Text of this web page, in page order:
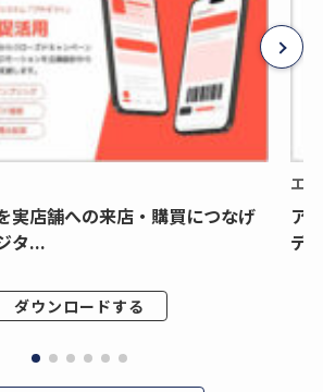
実店舗への来店・購買につなげ
タ...
ダウンロードする
エ
ア
デ